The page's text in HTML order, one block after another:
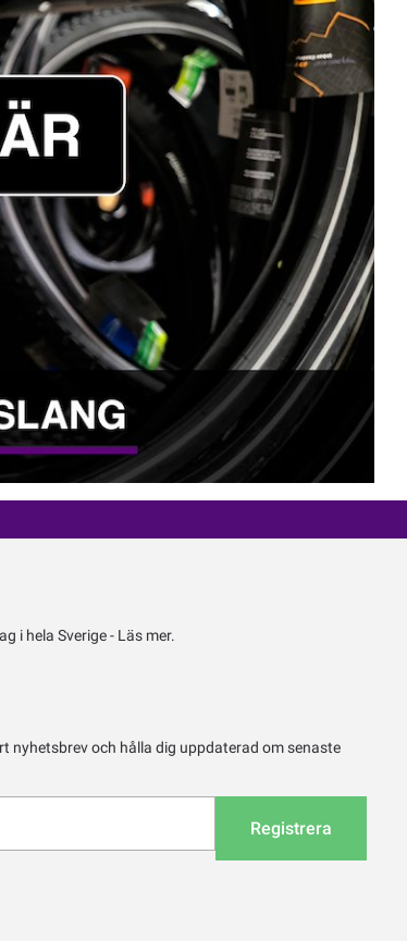
i hela Sverige - Läs mer.
nyhetsbrev och hålla dig uppdaterad om senaste
Registrera